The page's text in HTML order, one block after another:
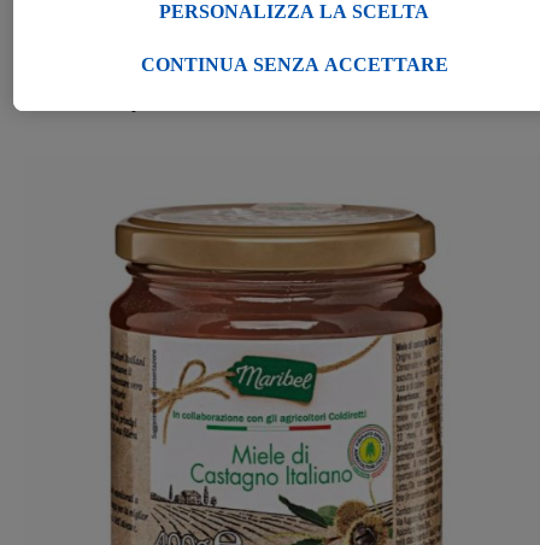
infatti introdotti nelle acque seminate gli avannotti, piccoli di pesci
l’ecosistema ideale per la coltivazione del riso e a preservare le
finalità di trattamento dei Suoi dati e consultare ulteriori
Cliccando “Continua senza accettare” può autorizzare il solo
indicate. Ulteriori informazioni, comprese quelle relative al periodo
di conservazione dei dati e al Suo diritto di revocare il consenso
prestato in qualsiasi momento con effetto per il futuro, sono
disponibili nella nostrainformativa privacy.Le nostre informazioni
legali sono consultabili qui.
CONTINUA SENZA ACCETTARE
PERSONALIZZA LA SCELTA